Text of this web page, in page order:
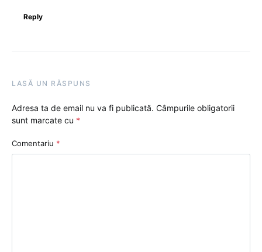
Reply
LASĂ UN RĂSPUNS
Adresa ta de email nu va fi publicată. Câmpurile obligatorii
sunt marcate cu *
Comentariu *